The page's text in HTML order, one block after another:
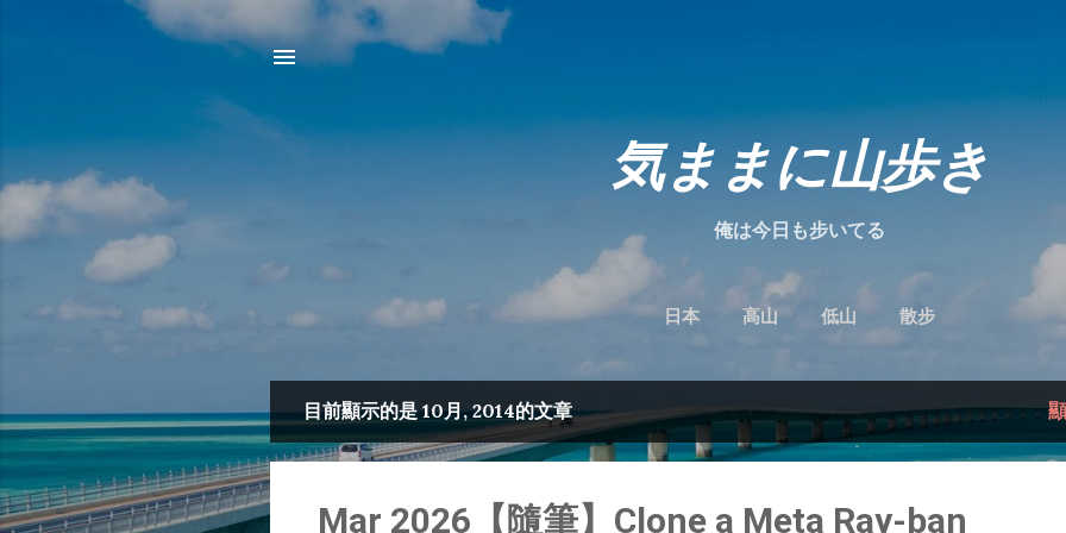
気ままに山歩き
俺は今日も步いてる
日本 高山 低山 散步
發
表
目前顯示的是 10月, 2014的文章
Mar 2026【隨筆】Clone a Meta Ray-ban